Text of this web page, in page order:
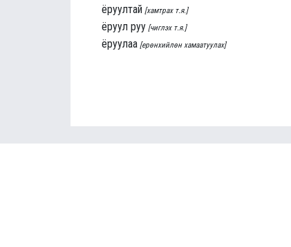
ёруултай [хамтрах т.я.]
ёруул руу [чиглэх т.я.]
ёруулаа [ерөнхийлөн хамаатуулах]